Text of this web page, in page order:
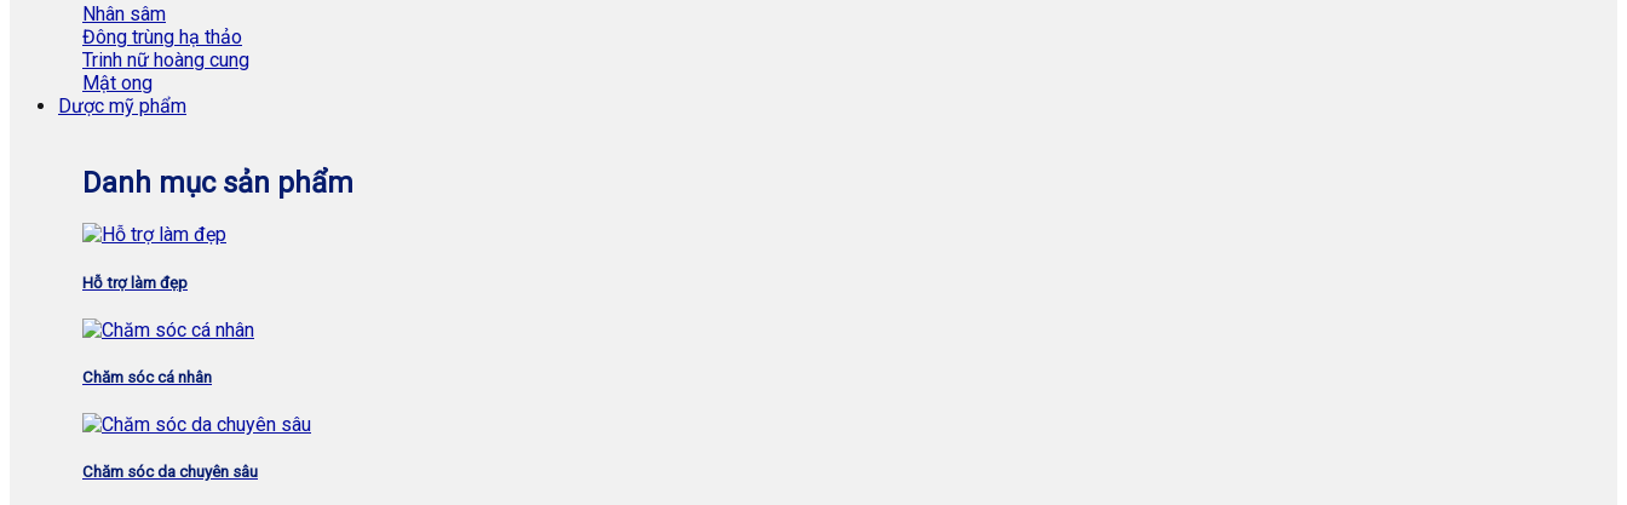
Nhân sâm
Đông trùng hạ thảo
Trinh nữ hoàng cung
Mật ong
Dược mỹ phẩm
Danh mục sản phẩm
Hỗ trợ làm đẹp
Chăm sóc cá nhân
Chăm sóc da chuyên sâu